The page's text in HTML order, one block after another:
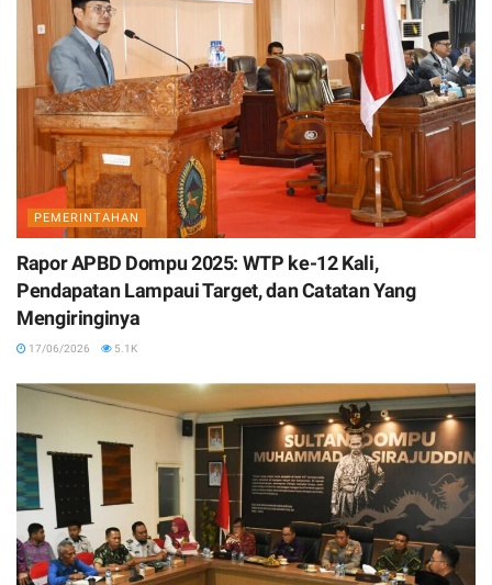
PEMERINTAHAN
Rapor APBD Dompu 2025: WTP ke-12 Kali,
Pendapatan Lampaui Target, dan Catatan Yang
Mengiringinya
17/06/2026 5.1K